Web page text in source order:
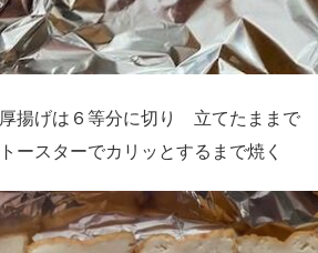
厚揚げは６等分に切り 立てたままで
トースターでカリッとするまで焼く